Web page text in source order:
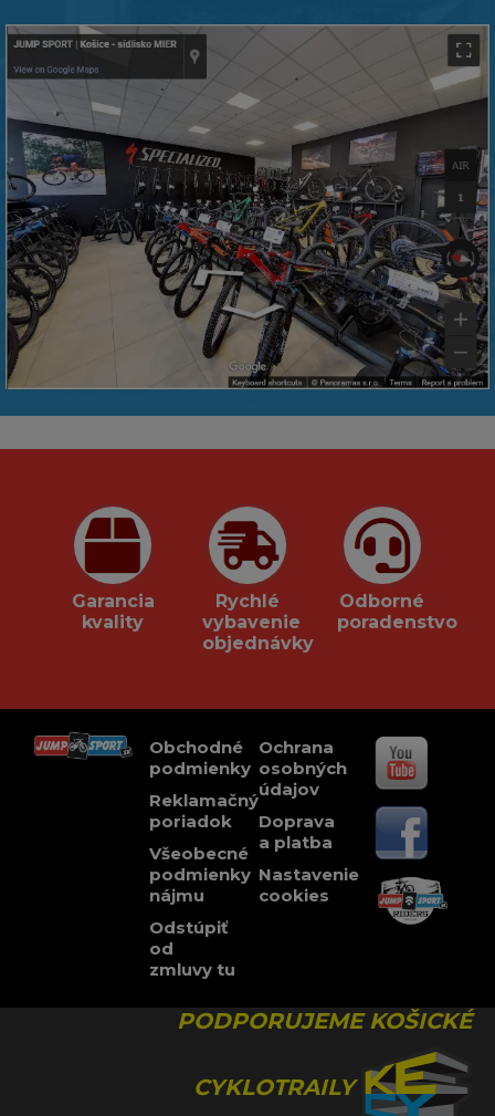
Garancia
kvality
Rychlé
vybavenie
objednávky
Odborné
poradenstvo
Obchodné
podmienky
Reklamačný
poriadok
Všeobecné
podmienky
nájmu
Odstúpiť
od
zmluvy tu
Ochrana
osobných
údajov
Doprava
a platba
Nastavenie
cookies
PODPORUJEME KOŠICKÉ
CYKLOTRAILY